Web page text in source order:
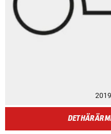
DET HÄR ÄR